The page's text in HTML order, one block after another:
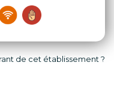
de cet établissement ?